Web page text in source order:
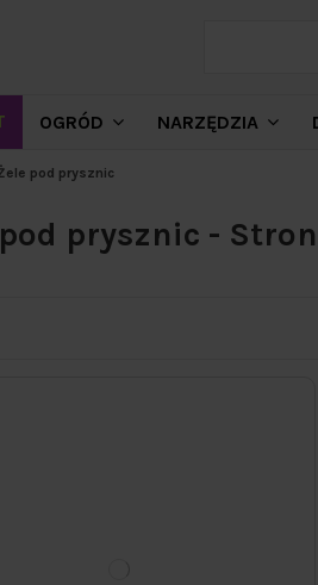
OGRÓD NARZĘDZIA
pod prysznic
prysznic -